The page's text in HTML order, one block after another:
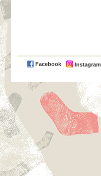
Facebook Instagram